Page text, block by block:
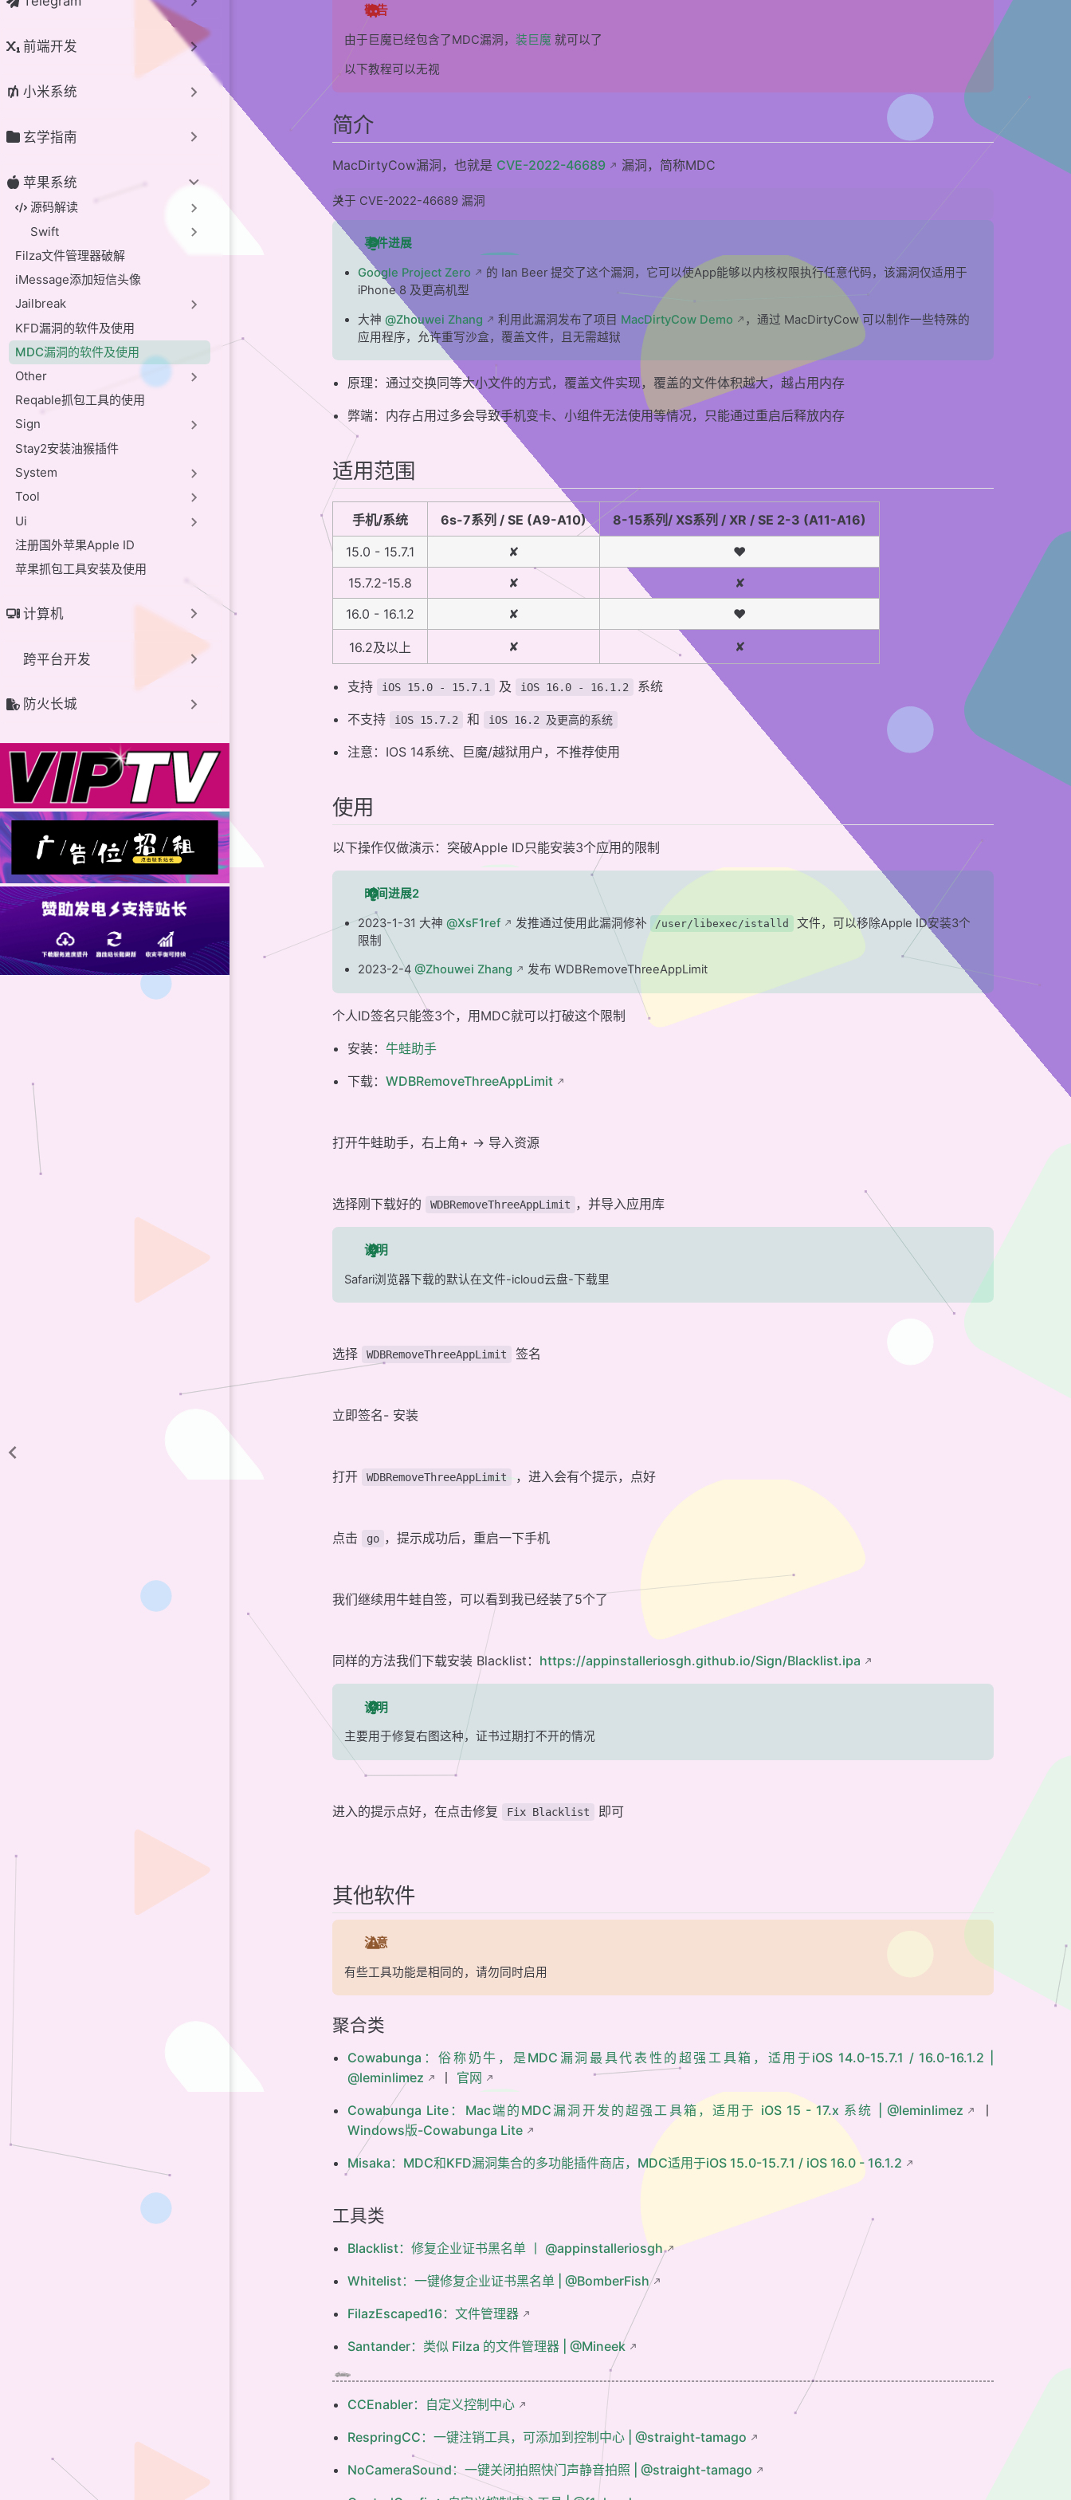
前端开发
小米系统
玄学指南
苹果系统
源码解读
Swift
Filza文件管理器破解
iMessage添加短信头像
Jailbreak
KFD漏洞的软件及使用
MDC漏洞的软件及使用
Other
Reqable抓包工具的使用
Sign
Stay2安装油猴插件
System
Tool
Ui
注册国外苹果Apple ID
苹果抓包工具安装及使用
计算机
跨平台开发
防火长城
贡献者
敬告
由于巨魔已经包含了MDC漏洞， 装巨魔 就可以了
以下教程可以无视
简介
MacDirtyCow漏洞，也就是 CVE-2022-46689 漏洞，简称MDC
关于 CVE-2022-46689 漏洞
事件进展
Google Project Zero
的 Ian Beer 提交了这个漏洞，它可以使App能够以内核权限执行任意代码，该漏洞仅适用于
iPhone 8 及更高机型
大神@Zhouwei Zhang 利用此漏洞发布了项目 MacDirtyCow Demo
，通过 MacDirtyCow 可以制作一些特殊的
应用程序，允许重写沙盒，覆盖文件，且无需越狱
原理：通过交换同等大小文件的方式，覆盖文件实现，覆盖的文件体积越大，越占用内存
弊端：内存占用过多会导致手机变卡、小组件无法使用等情况，只能通过重启后释放内存
适用范围
手机/系统 6s-7系列 / SE (A9-A10)
8-15系列/ XS系列 / XR / SE 2-3 (A11-A16)
15.0 - 15.7.1
✘
❤️
15.7.2-15.8
✘
✘
16.0 - 16.1.2
✘ ❤️
16.2及以上 ✘ ✘
支持 iOS 15.0 - 15.7.1 及 iOS 16.0 - 16.1.2 系统
不支持 iOS 15.7.2 和 iOS 16.2 及更高的系统
注意：IOS 14系统、巨魔/越狱用户，不推荐使用
使用
以下操作仅做演示：突破Apple ID只能安装3个应用的限制
时间进展2
2023-1-31 大神@XsF1ref 发推通过使用此漏洞修补 /user/libexec/istalld
文件，可以移除Apple ID安装3个
限制
2023-2-4@Zhouwei Zhang 发布 WDBRemoveThreeAppLimit
个人ID签名只能签3个，用MDC就可以打破这个限制
安装：牛蛙助手
下载：WDBRemoveThreeAppLimit
打开牛蛙助手，右上角+ -> 导入资源
选择刚下载好的 WDBRemoveThreeAppLimit ，并导入应用库
说明
Safari浏览器下载的默认在文件-icloud云盘-下载里
选择 WDBRemoveThreeAppLimit 签名
立即签名- 安装
打开 WDBRemoveThreeAppLimit ，进入会有个提示，点好
点击 go ，提示成功后，重启一下手机
我们继续用牛蛙自签，可以看到我已经装了5个了
同样的方法我们下载安装 Blacklist： https://appinstalleriosgh.github.io/Sign/Blacklist.ipa
说明
主要用于修复右图这种，证书过期打不开的情况
进入的提示点好，在点击修复 Fix Blacklist 即可
其他软件
注意
有些工具功能是相同的，请勿同时启用
聚合类
Cowabunga：俗称奶牛，是MDC漏洞最具代表性的超强工具箱，适用于iOS 14.0-15.7.1 / 16.0-16.1.2 |
@leminlimez
官网
Cowabunga Lite：Mac端的MDC漏洞开发的超强工具箱，适用于 iOS 15 - 17.x 系统 | @leminlimez
Windows版-Cowabunga Lite
Misaka：MDC和KFD漏洞集合的多功能插件商店，MDC适用于iOS 15.0-15.7.1 / iOS 16.0 - 16.1.2
工具类
Blacklist：修复企业证书黑名单 丨 @appinstalleriosgh
Whitelist：一键修复企业证书黑名单 | @BomberFish
FilazEscaped16：文件管理器
Santander：类似 Filza 的文件管理器 | @Mineek
CCEnabler：自定义控制中心
RespringCC：一键注销工具，可添加到控制中心 | @straight-tamago
NoCameraSound：一键关闭拍照快门声静音拍照 | @straight-tamago